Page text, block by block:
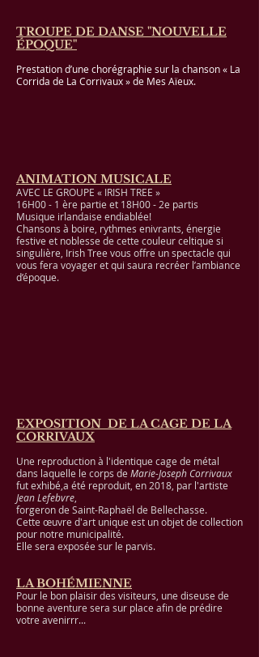
TROUPE DE DANSE "NOUVELLE
ÉPOQUE"
Prestation d’une chorégraphie sur la chanson « La
Corrida de La Corrivaux » de Mes Aïeux.
ANIMATION MUSICALE
AVEC LE GROUPE « IRISH TREE »
16H00 - 1 ère partie et 18H00 - 2e partis
Musique irlandaise endiablée!
Chansons à boire, rythmes enivrants, énergie
festive et noblesse de cette couleur celtique si
singulière, Irish Tree vous offre un spectacle qui
vous fera voyager et qui saura recréer l’ambiance
d’époque.
EXPOSITION DE LA CAGE DE LA
CORRIVAUX
Une reproduction à l'identique cage de métal
dans laquelle le corps de Marie-Joseph Corrivaux
fut exhibé, a été reproduit, en 2018, par l'artiste
Jean Lefebvre
forgeron de Saint-Raphaël de Bellechasse.
Cette œuvre d'art unique est un objet de collection
pour notre municipalité.
Elle sera exposée sur le parvis.
LA BOHÉMIENNE
Pour le bon plaisir des visiteurs, une diseuse de
bonne aventure sera sur place afin de prédire
votre avenirrr...